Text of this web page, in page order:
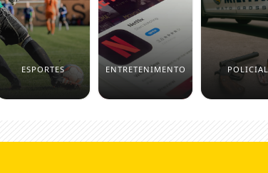
ESPORTES ENTRETENIMENTO POLICIAL